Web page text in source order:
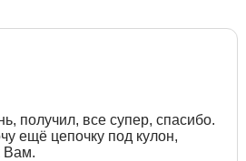
получил, все супер, спасибо.
ещё цепочку под кулон,
Вам.